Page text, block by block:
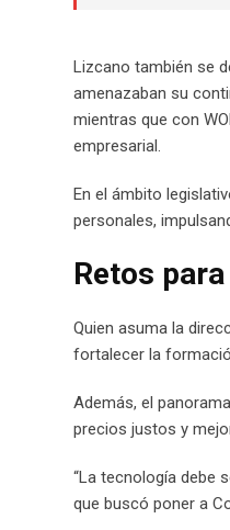
Lizcano también se
amenazaban su
mientras que con
empresarial.
En el ámbito
personales,
Retos
Quien asuma la
fortalecer la
Además, el
precios justos y
“La tecnología debe
que buscó poner a